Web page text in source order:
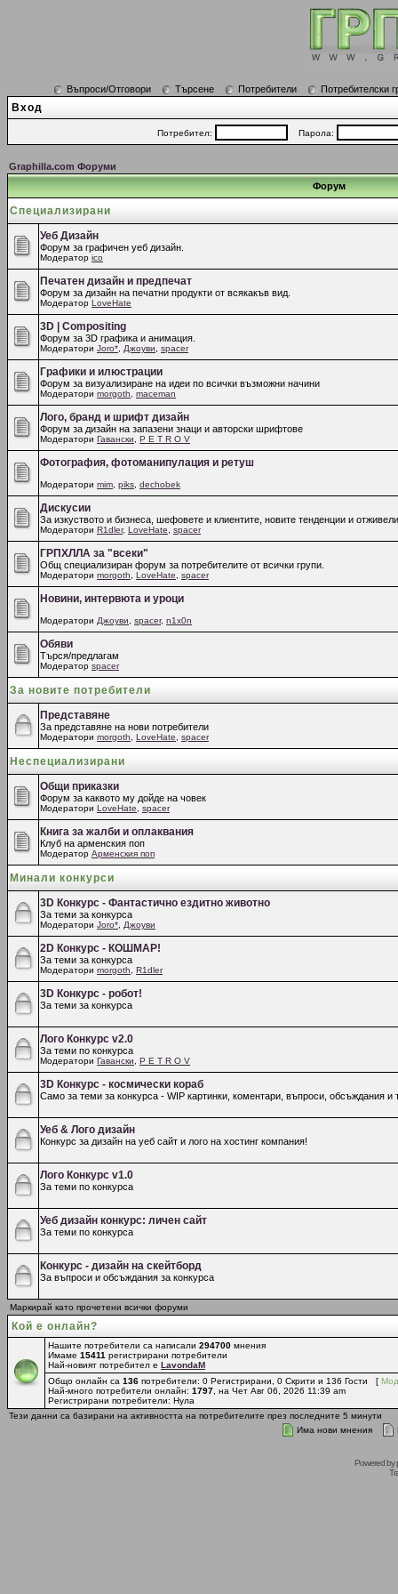
Въпроси/Отговори Търсене Потребители Потребителски
Вход
Потребител: Парола:
Graphilla.com Форуми
Форум
Специализирани
Уеб Дизайн
Форум за графичен уеб дизайн.
Модератор ico
Печатен дизайн и предпечат
Форум за дизайн на печатни продукти от всякакъв вид.
Модератор LoveHate
3D | Compositing
Форум за 3D графика и анимация.
Модератори Joro* Джоуви spacer
Графики и илюстрации
Форум за визуализиране на идеи по всички възможни начини
Модератори morgoth maceman
Лого, бранд и шрифт дизайн
Форум за дизайн на запазени знаци и авторски шрифтове
Модератори Гавански P E T R O V
Фотография, фотоманипулация и ретуш
Модератори mim piks dechobek
Дискусии
За изкуството и бизнеса, шефовете и клиентите, новите тенденции и
Модератори R1dler, LoveHate spacer
ГРПХЛЛА за "всеки"
Общ специализиран форум за потребителите от всички групи.
Модератори morgoth LoveHate spacer
Новини, интервюта и уроци
Модератори Джоуви spacer, n1x0n
Обяви
Търся/предлагам
Модератор spacer
За новите потребители
Представяне
За представяне на нови потребители
Модератори morgoth LoveHate spacer
Неспециализирани
Общи приказки
Форум за каквото му дойде на човек
Модератори LoveHate spacer
Книга за жалби и оплаквания
Клуб на арменския поп
Модератор Арменския поп
Минали конкурси
3D Конкурс - Фантастично ездитно животно
За теми за конкурса
Модератори Joro* Джоуви
2D Конкурс - КОШМАР!
За теми за конкурса
Модератори morgoth R1dler
3D Конкурс - робот!
За теми за конкурса
Лого Конкурс v2.0
За теми по конкурса
Модератори Гавански P E T R O V
3D Конкурс - космически кораб
Само за теми за конкурса - WIP картинки, коментари, въпроси, обсъждания и
Уеб & Лого дизайн
Конкурс за дизайн на уеб сайт и лого на хостинг компания!
Лого Конкурс v1.0
За теми по конкурса
Уеб дизайн конкурс: личен сайт
За теми по конкурса
Конкурс - дизайн на скейтборд
За въпроси и обсъждания за конкурса
Маркирай като прочетени всички форуми
Кой е онлайн?
Нашите потребители са написали 294700 мнения
Имаме 15411 регистрирани потребители
Най-новият потребител е LavondaM
Общо онлайн са 136 потребители: 0 Регистрирани, 0 Скрити и 136 Гости [
Най-много потребители онлайн: 1797 , на Чет Авг 06, 2026 11:39 am
Регистрирани потребители: Нула
Тези данни са базирани на активността на потребителите през последните 5 минути
Има нови мнения
Powered by